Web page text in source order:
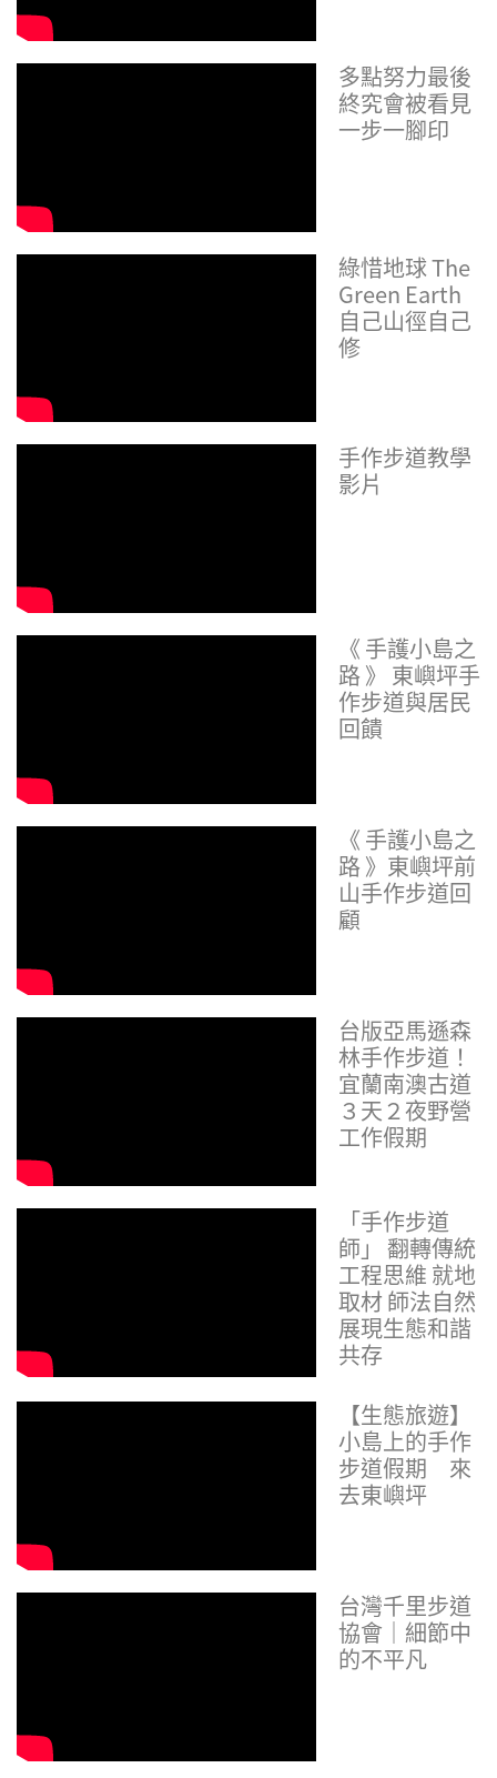
多點努力最後
終究會被看見
一步一腳印
綠惜地球 The
Green Earth
自己山徑自己
修
手作步道教學
影片
《 手護小島之
路 》 東嶼坪手
作步道與居民
回饋
《 手護小島之
路 》東嶼坪前
山手作步道回
顧
台版亞馬遜森
林手作步道！
宜蘭南澳古道
３天２夜野營
工作假期
「手作步道
師」 翻轉傳統
工程思維 就地
取材 師法自然
展現生態和諧
共存
【生態旅遊】
小島上的手作
步道假期 來
去東嶼坪
台灣千里步道
協會｜細節中
的不平凡